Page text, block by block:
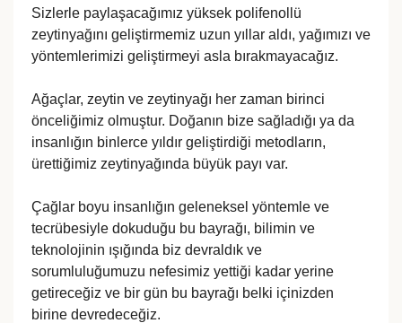
Sizlerle paylaşacağımız yüksek polifenollü
zeytinyağını geliştirmemiz uzun yıllar aldı, yağımızı ve
yöntemlerimizi geliştirmeyi asla bırakmayacağız.
Ağaçlar, zeytin ve zeytinyağı her zaman birinci
önceliğimiz olmuştur. Doğanın bize sağladığı ya da
insanlığın binlerce yıldır geliştirdiği metodların,
ürettiğimiz zeytinyağında büyük payı var.
Çağlar boyu insanlığın geleneksel yöntemle ve
tecrübesiyle dokuduğu bu bayrağı, bilimin ve
teknolojinin ışığında biz devraldık ve
sorumluluğumuzu nefesimiz yettiği kadar yerine
getireceğiz ve bir gün bu bayrağı belki içinizden
birine devredeceğiz.